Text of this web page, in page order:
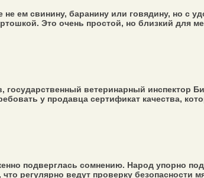
ем свинину, баранину или говядину, но с
Это очень простой, но близкий для
ветеринарный инспектор
у продавца сертификат качества,
подверглась сомнению. Народ упорно
регулярно ведут проверку безопасности